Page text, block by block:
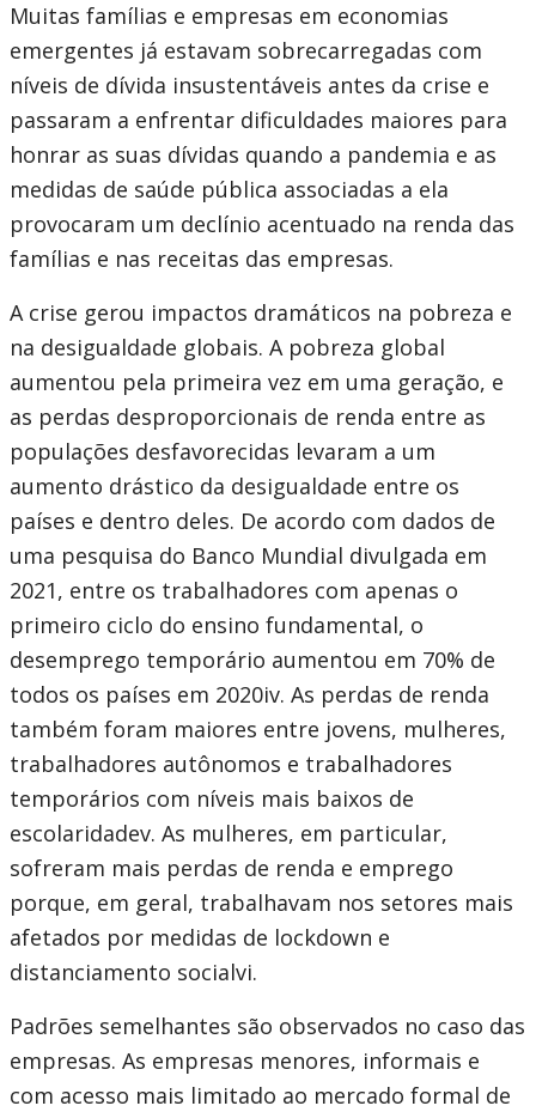
Muitas famílias e empresas em economias
emergentes já estavam sobrecarregadas com
níveis de dívida insustentáveis antes da crise e
passaram a enfrentar dificuldades maiores para
honrar as suas dívidas quando a pandemia e as
medidas de saúde pública associadas a ela
provocaram um declínio acentuado na renda das
famílias e nas receitas das empresas.
A crise gerou impactos dramáticos na pobreza e
na desigualdade globais. A pobreza global
aumentou pela primeira vez em uma geração, e
as perdas desproporcionais de renda entre as
populações desfavorecidas levaram a um
aumento drástico da desigualdade entre os
países e dentro deles. De acordo com dados de
uma pesquisa do Banco Mundial divulgada em
2021, entre os trabalhadores com apenas o
primeiro ciclo do ensino fundamental, o
desemprego temporário aumentou em 70% de
todos os países em 2020iv. As perdas de renda
também foram maiores entre jovens, mulheres,
trabalhadores autônomos e trabalhadores
temporários com níveis mais baixos de
escolaridadev. As mulheres, em particular,
sofreram mais perdas de renda e emprego
porque, em geral, trabalhavam nos setores mais
afetados por medidas de lockdown e
distanciamento socialvi.
Padrões semelhantes são observados no caso das
empresas. As empresas menores, informais e
com acesso mais limitado ao mercado formal de